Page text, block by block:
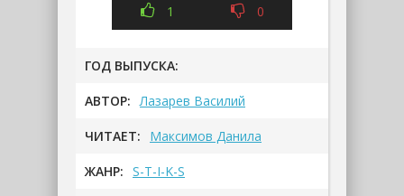
1 0
ГОД ВЫПУСКА:
АВТОР: Лазарев Василий
ЧИТАЕТ: Максимов Данила
ЖАНР: S-T-I-K-S